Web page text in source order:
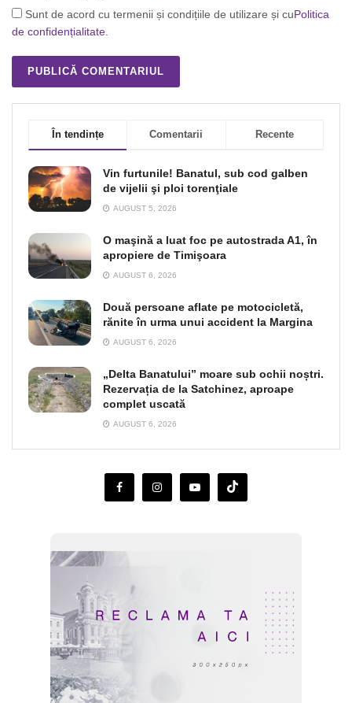
Sunt de acord cu termenii și condițiile de utilizare și cuPolitica
de confidențialitate.
În tendințe Comentarii Recente
Vin furtunile! Banatul, sub cod galben
de vijelii şi ploi torenţiale
AUGUST 5, 2026
O maşină a luat foc pe autostrada A1, în
apropiere de Timişoara
AUGUST 6, 2026
Două persoane aflate pe motocicletă,
rănite în urma unui accident la Margina
AUGUST 6, 2026
„Delta Banatului” moare sub ochii noștri.
Rezervația de la Satchinez, aproape
complet uscată
AUGUST 6, 2026